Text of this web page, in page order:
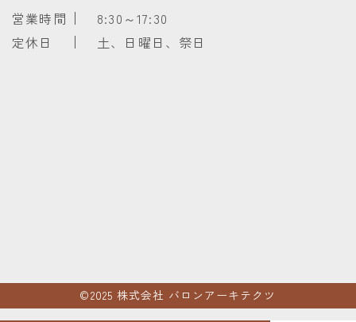
営業時間
8:30～17:30
定休日
土、日曜日、祭日
©2025 株式会社 バロンアーキテクツ